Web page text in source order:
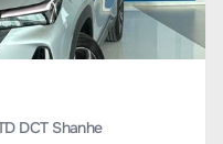
DCT Shanhe